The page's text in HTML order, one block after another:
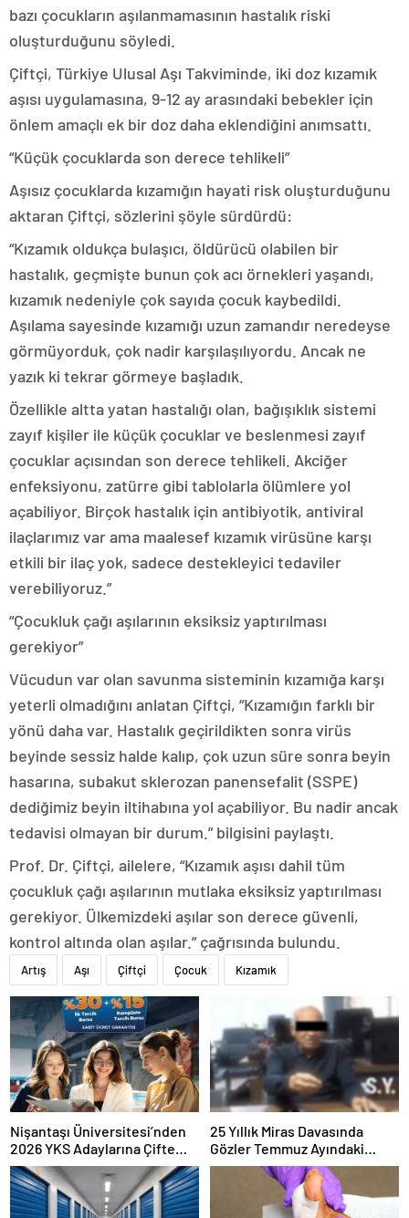
bazı çocukların aşılanmamasının hastalık riski
oluşturduğunu söyledi.
Çiftçi, Türkiye Ulusal Aşı Takviminde, iki doz kızamık
aşısı uygulamasına, 9-12 ay arasındaki bebekler için
önlem amaçlı ek bir doz daha eklendiğini anımsattı.
“Küçük çocuklarda son derece tehlikeli”
Aşısız çocuklarda kızamığın hayati risk oluşturduğunu
aktaran Çiftçi, sözlerini şöyle sürdürdü:
“Kızamık oldukça bulaşıcı, öldürücü olabilen bir
hastalık, geçmişte bunun çok acı örnekleri yaşandı,
kızamık nedeniyle çok sayıda çocuk kaybedildi.
Aşılama sayesinde kızamığı uzun zamandır neredeyse
görmüyorduk, çok nadir karşılaşılıyordu. Ancak ne
yazık ki tekrar görmeye başladık.
Özellikle altta yatan hastalığı olan, bağışıklık sistemi
zayıf kişiler ile küçük çocuklar ve beslenmesi zayıf
çocuklar açısından son derece tehlikeli. Akciğer
enfeksiyonu, zatürre gibi tablolarla ölümlere yol
açabiliyor. Birçok hastalık için antibiyotik, antiviral
ilaçlarımız var ama maalesef kızamık virüsüne karşı
etkili bir ilaç yok, sadece destekleyici tedaviler
verebiliyoruz.”
“Çocukluk çağı aşılarının eksiksiz yaptırılması
gerekiyor”
Vücudun var olan savunma sisteminin kızamığa karşı
yeterli olmadığını anlatan Çiftçi, “Kızamığın farklı bir
yönü daha var. Hastalık geçirildikten sonra virüs
beyinde sessiz halde kalıp, çok uzun süre sonra beyin
hasarına, subakut sklerozan panensefalit (SSPE)
dediğimiz beyin iltihabına yol açabiliyor. Bu nadir ancak
tedavisi olmayan bir durum.” bilgisini paylaştı.
Prof. Dr. Çiftçi, ailelere, “Kızamık aşısı dahil tüm
çocukluk çağı aşılarının mutlaka eksiksiz yaptırılması
gerekiyor. Ülkemizdeki aşılar son derece güvenli,
kontrol altında olan aşılar.” çağrısında bulundu.
Artış Aşı Çiftçi Çocuk Kızamık
Nişantaşı Üniversitesi’nden
2026 YKS Adaylarına Çifte
Güvence: Sabit Ücret ve
Kesintisiz Burs
25 Yıllık Miras Davasında
Gözler Temmuz Ayındaki
Karar Duruşmasına Çevrildi